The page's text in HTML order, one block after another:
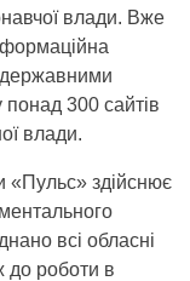
влади. Вже
300 сайтів
влади.
«Пульс» здійснює
всі обласні
до роботи в